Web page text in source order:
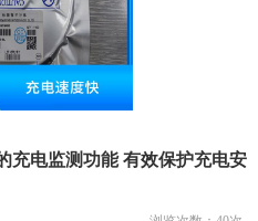
充电监测功能 有效保护充电安